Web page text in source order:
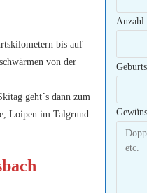
bis auf
von der
geht´s dann zum
Loipen im Talgrund
Anzahl